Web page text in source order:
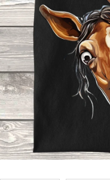
Kolekce
Oblečení
Přihlášení